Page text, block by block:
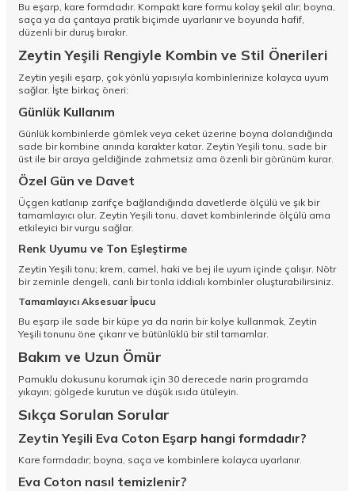
Bu eşarp, kare formdadır. Kompakt kare formu kolay şekil alır; boyna,
saça ya da çantaya pratik biçimde uyarlanır ve boyunda hafif,
düzenli bir duruş bırakır.
Zeytin Yeşili Rengiyle Kombin ve Stil Önerileri
Zeytin yeşili eşarp, çok yönlü yapısıyla kombinlerinize kolayca uyum
sağlar. İşte birkaç öneri:
Günlük Kullanım
Günlük kombinlerde gömlek veya ceket üzerine boyna dolandığında
sade bir kombine anında karakter katar. Zeytin Yeşili tonu, sade bir
üst ile bir araya geldiğinde zahmetsiz ama özenli bir görünüm kurar.
Özel Gün ve Davet
Üçgen katlanıp zarifçe bağlandığında davetlerde ölçülü ve şık bir
tamamlayıcı olur. Zeytin Yeşili tonu, davet kombinlerinde ölçülü ama
etkileyici bir vurgu sağlar.
Renk Uyumu ve Ton Eşleştirme
Zeytin Yeşili tonu; krem, camel, haki ve bej ile uyum içinde çalışır. Nötr
bir zeminle dengeli, canlı bir tonla iddialı kombinler oluşturabilirsiniz.
Tamamlayıcı Aksesuar İpucu
Bu eşarp ile sade bir küpe ya da narin bir kolye kullanmak, Zeytin
Yeşili tonunu öne çıkarır ve bütünlüklü bir stil tamamlar.
Bakım ve Uzun Ömür
Pamuklu dokusunu korumak için 30 derecede narin programda
yıkayın; gölgede kurutun ve düşük ısıda ütüleyin.
Sıkça Sorulan Sorular
Zeytin Yeşili Eva Coton Eşarp hangi formdadır?
Kare formdadır; boyna, saça ve kombinlere kolayca uyarlanır.
Eva Coton nasıl temizlenir?